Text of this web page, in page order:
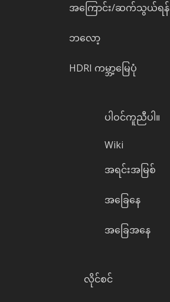
အကြောင်း/ဆက်သွယ်ရန်
ဘလော့
HDRI ကမ္ဘာ့မြေပုံ
ပါဝင်ကူညီပါ။
Wiki
အရင်းအမြစ်
အခြေနေ
အခြေအနေ
လိုင်စင်